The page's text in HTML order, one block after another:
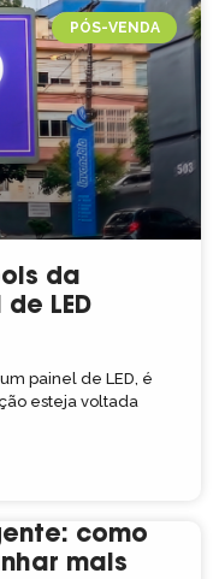
PÓS-VENDA
da
LED
painel de LED, é
esteja voltada
como
mais